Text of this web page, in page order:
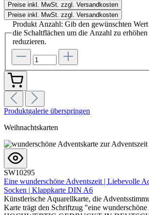
Preise inkl. MwSt. zzgl. Versandkosten
Preise inkl. MwSt. zzgl. Versandkosten
Produkt Anzahl: Gib den gewünschten
die Schaltflächen um die Anzahl zu erhöhen
reduzieren.
Produktgalerie überspringen
Weihnachtskarten
SW10295
Eine wunderschöne Adventszeit | Liebevolle
Socken | Klappkarte DIN A6
Künstlerische Aquarellkarte, die
Karte trägt den Schriftzug "eine